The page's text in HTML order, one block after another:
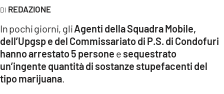
Network
LACPLAY.IT
LACTV.IT
REDAZIONE
In pochi giorni, gliAgenti della Squadra Mobile,
dell’Upgsp e del Commissariato di P.S. di Condofuri
hanno arrestato 5 persone e sequestrato
un’ingente quantità di sostanze stupefacenti del
tipo marijuana